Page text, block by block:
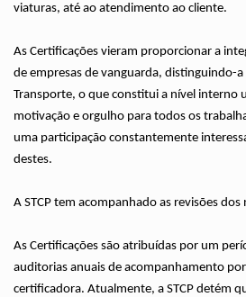
viaturas, até ao atendimento ao cliente.
As Certificações vieram proporcionar a
de empresas de vanguarda, distinguindo-
Transporte, o que constitui a nível interno
motivação e orgulho para todos os
uma participação constantemente
destes.
A STCP tem acompanhado as revisões
As Certificações são atribuídas por um
auditorias anuais de acompanhamento
certificadora. Atualmente, a STCP detém